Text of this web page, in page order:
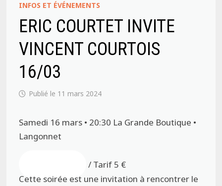
INFOS ET ÉVÉNEMENTS
ERIC COURTET INVITE
VINCENT COURTOIS
16/03
11 mars 2024
Samedi 16 mars • 20:30 La Grande Boutique •
Langonnet
/ Tarif 5 €
Cette soirée est une invitation à rencontrer le